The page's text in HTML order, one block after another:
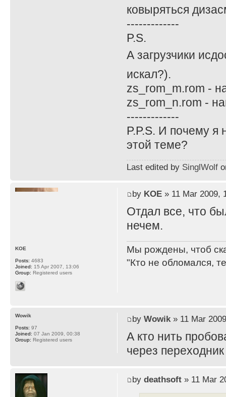
ковыряться
-------------
P.S.
А загрузчики
искал?).
zs_rom_m.rom -
zs_rom_n.rom -
-------------
P.P.S. И почему я
этой теме?
Last edited by SinglWolf
by KOE» 11 Mar 2009,
Отдал все, что
нечем.
Мы рождены, чтоб
"Кто не обломался,
KOE
Posts: 4683
Joined: 15 Apr 2007, 13:06
Group: Registered users
by Wowik» 11 Mar
А кто нить
через
Wowik
Posts: 97
Joined: 07 Jan 2009, 00:38
Group: Registered users
by deathsoft» 11 Mar